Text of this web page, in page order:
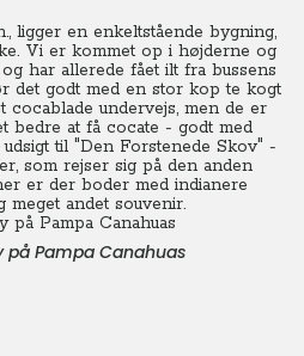
ligger en enkeltstående bygning,
Vi er kommet op i højderne og
har allerede fået ilt fra bussens
det godt med en stor kop te kogt
cocablade undervejs, men de er
bedre at få cocate - godt med
til "Den Forstenede Skov" -
som rejser sig på den anden
er der boder med indianere
andet souvenir.
på Pampa Canahuas